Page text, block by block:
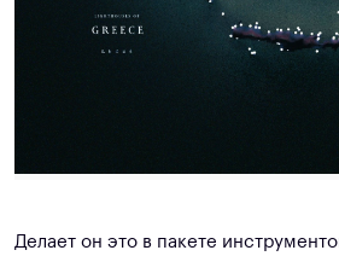
Делает он это в пакете